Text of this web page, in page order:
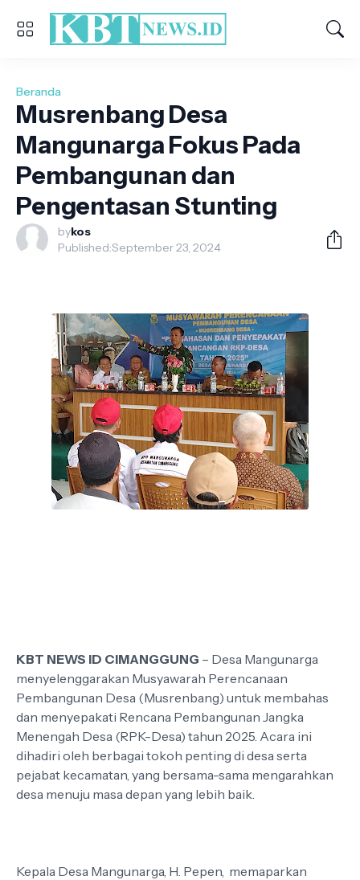
Beranda
Musrenbang Desa
Mangunarga Fokus Pada
Pembangunan dan
Pengentasan Stunting
bykos
Published:September 23, 2024
KBT NEWS ID CIMANGGUNG – Desa Mangunarga
menyelenggarakan Musyawarah Perencanaan
Pembangunan Desa (Musrenbang) untuk membahas
dan menyepakati Rencana Pembangunan Jangka
Menengah Desa (RPK-Desa) tahun 2025. Acara ini
dihadiri oleh berbagai tokoh penting di desa serta
pejabat kecamatan, yang bersama-sama mengarahkan
desa menuju masa depan yang lebih baik.
Kepala Desa Mangunarga, H. Pepen, memaparkan